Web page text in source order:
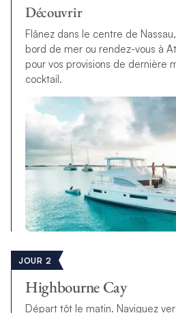
Découvrir
Flânez dans le centre de
bord de mer ou rendez-vous à
pour vos provisions de dernière
cocktail.
JOUR 2
Highbourne Cay
Départ tôt le matin. Naviguez